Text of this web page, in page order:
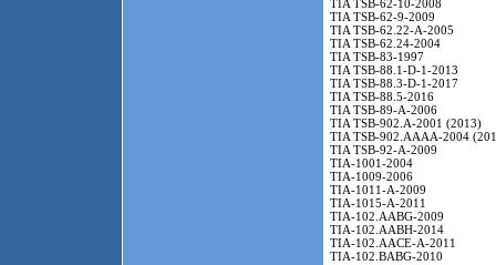
TIA TSB-62-10-2008
TIA TSB-62-9-2009
TIA TSB-62.22-A-2005
TIA TSB-62.24-2004
TIA TSB-83-1997
TIA TSB-88.1-D-1-2013
TIA TSB-88.3-D-1-2017
TIA TSB-88.5-2016
TIA TSB-89-A-2006
TIA TSB-902.A-2001 (2013)
TIA TSB-902.AAAA-2004
TIA TSB-92-A-2009
TIA-1001-2004
TIA-1009-2006
TIA-1011-A-2009
TIA-1015-A-2011
TIA-102.AABG-2009
TIA-102.AABH-2014
TIA-102.AACE-A-2011
TIA-102.BABG-2010